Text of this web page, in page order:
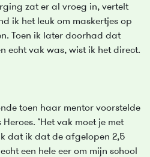
zat er al vroeg in, vertelt
ik het leuk om maskertjes op
Toen ik later doorhad dat
echt vak was, wist ik het direct.
toen haar mentor voorstelde
‘Het vak moet je met
dat ik dat de afgelopen 2,5
een hele eer om mijn school